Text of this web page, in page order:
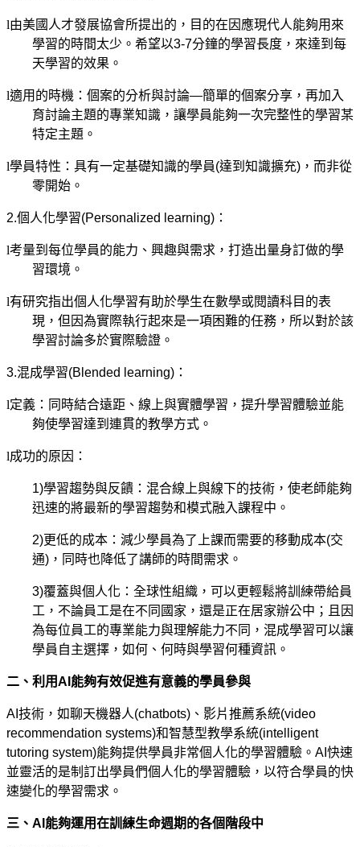
l由美國人才發展協會所提出的，目的在因應現代人能夠用來
學習的時間太少。希望以3-7分鐘的學習長度，來達到每
天學習的效果。
l適用的時機：個案的分析與討論—簡單的個案分享，再加入
育討論主題的專業知識，讓學員能夠一次完整性的學習某
特定主題。
l學員特性：具有一定基礎知識的學員(達到知識擴充) ，而非從
零開始。
2.個人化學習(Personalized learning) ：
l考量到每位學員的能力、興趣與需求，打造出量身訂做的學
習環境。
l有研究指出個人化學習有助於學生在數學或閱讀科目的表
現，但因為實際執行起來是一項困難的任務，所以對於該
學習討論多於實際驗證。
3.混成學習(Blended learning) ：
l定義：同時結合遠距、線上與實體學習，提升學習體驗並能
夠使學習達到連貫的教學方式。
l成功的原因：
1)學習趨勢與反饋：混合線上與線下的技術，使老師能夠
迅速的將最新的學習趨勢和模式融入課程中。
2)更低的成本：減少學員為了上課而需要的移動成本(交
通) ，同時也降低了講師的時間需求。
3)覆蓋與個人化：全球性組織，可以更輕鬆將訓練帶給員
工，不論員工是在不同國家，還是正在居家辦公中；且因
為每位員工的專業能力與理解能力不同，混成學習可以讓
學員自主選擇，如何、何時與學習何種資訊。
二、利用AI 能夠有效促進有意義的學員參與
AI 技術，如聊天機器人(chatbots) 、影片推薦系統(video
recommendation systems)和智慧型教學系統(intelligent
tutoring system)能夠提供學員非常個人化的學習體驗。 AI 快速
並靈活的是制訂出學員們個人化的學習體驗，以符合學員的快
速變化的學習需求。
三、 AI 能夠運用在訓練生命週期的各個階段中